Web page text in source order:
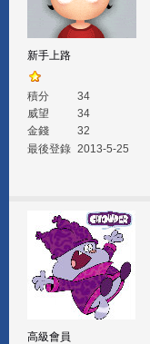
新手上路
積分
34
威望
34
金錢
32
最後登錄 2013-5-25
高級會員